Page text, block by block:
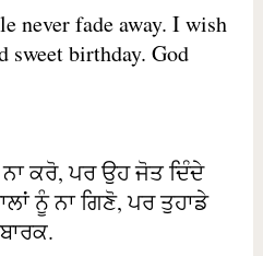
never fade away. I wish
sweet birthday. God
ਕਰੋ, ਪਰ ਉਹ ਜੋਤ ਦਿੰਦੇ
ਨੂੰ ਨਾ ਗਿਣੋ, ਪਰ ਤੁਹਾਡੇ